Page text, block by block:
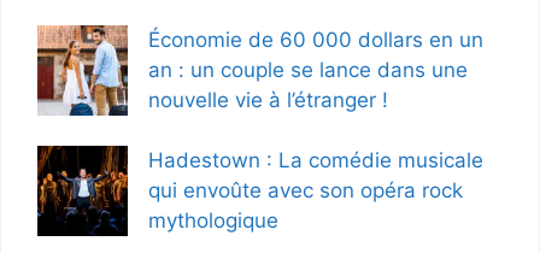
Économie de 60 000 dollars en un
an : un couple se lance dans une
nouvelle vie à l’étranger !
Hadestown : La comédie musicale
qui envoûte avec son opéra rock
mythologique